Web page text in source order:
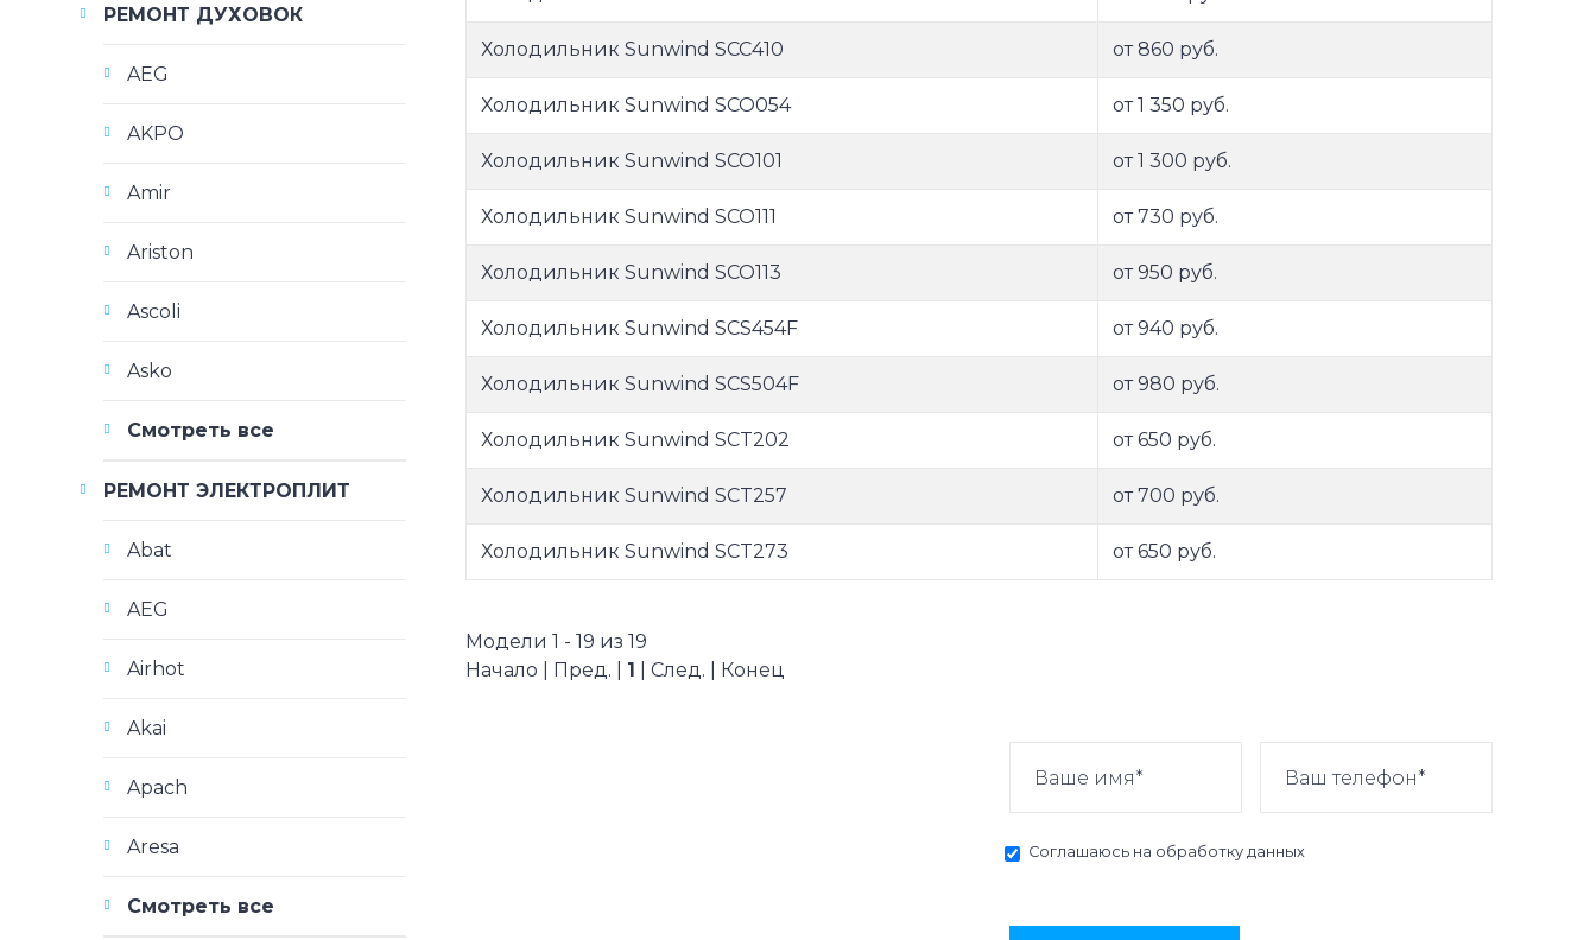
Холодильник Sunwind SCC410 от 860 руб.
Холодильник Sunwind SCO054 от 1 350 руб.
Холодильник Sunwind SCO101 от 1 300 руб.
Холодильник Sunwind SCO111 от 730 руб.
Холодильник Sunwind SCO113 от 950 руб.
Холодильник Sunwind SCS454F от 940 руб.
Холодильник Sunwind SCS504F от 980 руб.
Холодильник Sunwind SCT202 от 650 руб.
Холодильник Sunwind SCT257 от 700 руб.
Холодильник Sunwind SCT273 от 650 руб.
Модели 1 - 19 из 19
Начало | Пред. | 1 | След. | Конец
Соглашаюсь на обработку данных
РЕМОНТ ДУХОВОК
AEG
AKPO
Amir
Ariston
Ascoli
Asko
Смотреть все
РЕМОНТ ЭЛЕКТРОПЛИТ
Abat
AEG
Airhot
Akai
Apach
Aresa
Смотреть все